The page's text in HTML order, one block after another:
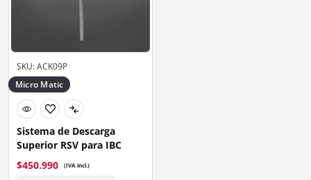
SKU: ACK09P
Micro Matic
Sistema de Descarga
Superior RSV para IBC
$450.990 (IVA incl.)